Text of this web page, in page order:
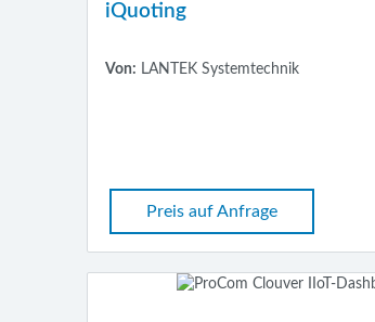
iQuoting
Von: LANTEK Systemtechnik
Preis auf Anfrage